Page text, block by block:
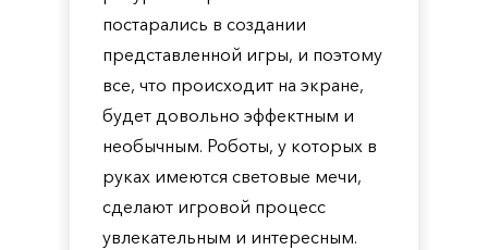
постарались в создании
представленной игры, и поэтому
все, что происходит на экране,
будет довольно эффектным и
необычным. Роботы, у которых в
руках имеются световые мечи,
сделают игровой процесс
увлекательным и интересным.